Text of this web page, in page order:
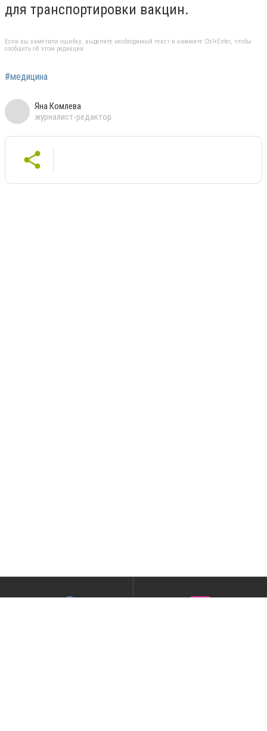
для транспортировки вакцин.
Если вы заметили ошибку, выделите необходимый текст и нажмите Ctrl+Enter, чтобы
сообщить об этом редакции
#медицина
Яна Комлева
журналист-редактор